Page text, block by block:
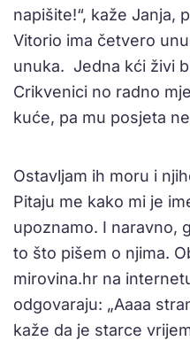
napišite!“, kaže Janja,
Vitorio ima četvero
unuka. Jedna kći živi
Crikvenici no radno
kuće, pa mu posjeta
Ostavljam ih moru i
Pitaju me kako mi je
upoznamo. I naravno,
to što pišem o njima.
mirovina.hr na
odgovaraju: „Aaaa
kaže da je starce